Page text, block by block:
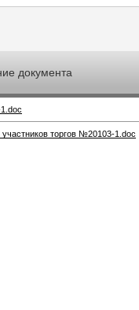
документа
торгов №20103-1.doc